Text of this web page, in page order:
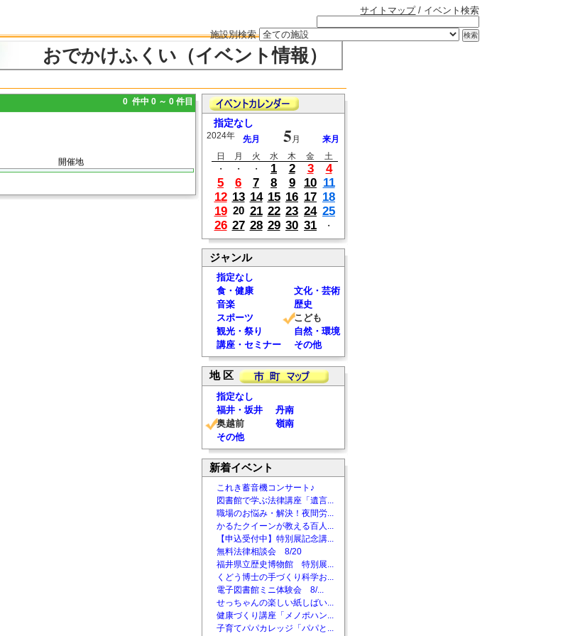
サイトマップ/ イベント検索
施設別検索
おでかけふくい（イベント情報）
0 件中 0 ～ 0 件目
開催地
指定なし
2024年 先月 5 月
来月
日
月 火 水 木 金
土
・
・ ・ 1 2 3
4
5
6 7 8 9 10 11
12 13 14 15 16 17 18
19 20 21 22 23 24 25
26 27 28 29 30 31 ・
ジャンル
指定なし
食・健康
文化・芸術
音楽
歴史
スポーツ
こども
観光・祭り
自然・環境
講座・セミナー
その他
地 区
指定なし
福井・坂井
丹南
奥越前
嶺南
その他
新着イベント
これき蓄音機コンサート♪
図書館で学ぶ法律講座「遺言...
職場のお悩み・解決！夜間労...
かるたクイーンが教える百人...
【申込受付中】特別展記念講...
無料法律相談会 8/20
福井県立歴史博物館 特別展...
くどう博士の手づくり科学お...
電子図書館ミニ体験会 8/...
せっちゃんの楽しい紙しばい...
健康づくり講座「メノポハン...
子育てパパカレッジ「パパと...